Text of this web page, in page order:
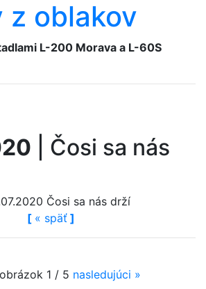
z oblakov
L-200 Morava a L-60S
Čosi sa nás
Čosi sa nás drží
[ « späť]
obrázok 1 / 5 nasledujúci »